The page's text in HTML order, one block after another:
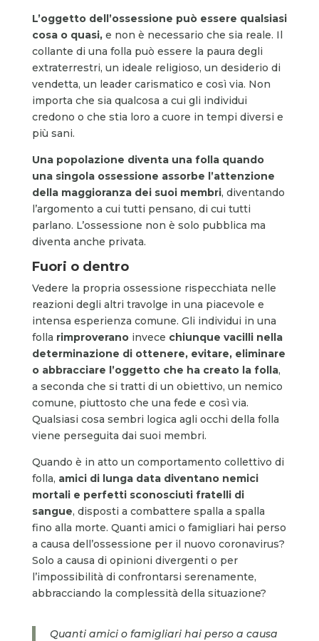
L’oggetto dell’ossessione può essere qualsiasi
cosa o quasi,e non è necessario che sia reale. Il
collante di una folla può essere la paura degli
extraterrestri, un ideale religioso, un desiderio di
vendetta, un leader carismatico e così via. Non
importa che sia qualcosa a cui gli individui
credono o che stia loro a cuore in tempi diversi e
più sani.
Una popolazione diventa una folla quando
una singola ossessione assorbe l’attenzione
della maggioranza dei suoi membri, diventando
l’argomento a cui tutti pensano, di cui tutti
parlano. L’ossessione non è solo pubblica ma
diventa anche privata.
Fuori o dentro
Vedere la propria ossessione rispecchiata nelle
reazioni degli altri travolge in una piacevole e
intensa esperienza comune. Gli individui in una
folla rimproverano invece chiunque vacilli nella
determinazione di ottenere, evitare, eliminare
o abbracciare l’oggetto che ha creato la folla,
a seconda che si tratti di un obiettivo, un nemico
comune, piuttosto che una fede e così via.
Qualsiasi cosa sembri logica agli occhi della folla
viene perseguita dai suoi membri.
Quando è in atto un comportamento collettivo di
folla, amici di lunga data diventano nemici
mortali e perfetti sconosciuti fratelli di
sangue, disposti a combattere spalla a spalla
fino alla morte. Quanti amici o famigliari hai perso
a causa dell’ossessione per il nuovo coronavirus?
Solo a causa di opinioni divergenti o per
l’impossibilità di confrontarsi serenamente,
abbracciando la complessità della situazione?
Quanti amici o famigliari hai perso a causa